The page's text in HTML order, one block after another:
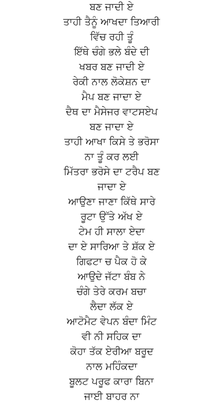
ਬਣ ਜਾਦੀ ਏ
ਤਾਹੀ ਤੈਨੂੰ ਆਖਦਾ ਤਿਆਰੀ
ਵਿੱਚ ਰਹੀ ਤੂੰ
ਇੱਥੇ ਚੰਗੇ ਭਲੇ ਬੰਦੇ ਦੀ
ਖਬਰ ਬਣ ਜਾਦੀ ਏ
ਰੇਕੀ ਨਾਲ ਲੋਕੇਸ਼ਨ ਦਾ
ਮੈਪ ਬਣ ਜਾਦਾ ਏ
ਦੈਥ ਦਾ ਮੈਸੇਜਰ ਵਾਟਸਏਪ
ਬਣ ਜਾਦਾ ਏ
ਤਾਹੀ ਆਖਾ ਕਿਸੇ ਤੇ ਭਰੋਸਾ
ਨਾ ਤੂੰ ਕਰ ਲਈ
ਮਿੱਤਰਾ ਭਰੋਸੇ ਦਾ ਟਰੈਪ ਬਣ
ਜਾਦਾ ਏ
ਆਉਣਾ ਜਾਣਾ ਕਿੱਥੇ ਸਾਰੇ
ਰੂਟਾ ਉੱਤੇ ਅੱਖ ਏ
ਟੇਮ ਹੀ ਸਾਲਾ ਏਦਾ
ਦਾ ਏ ਸਾਰਿਆ ਤੇ ਸ਼ੱਕ ਏ
ਗਿਫਟਾ ਚ ਪੈਕ ਹੋ ਕੇ
ਆਉਦੇ ਜੱਟਾ ਬੰਬ ਨੇ
ਚੰਗੇ ਤੇਰੇ ਕਰਮ ਬਚਾ
ਲੈਦਾ ਲੱਕ ਏ
ਆਟੋਮੈਟ ਵੇਪਨ ਬੰਦਾ ਮਿੰਟ
ਵੀ ਨੀ ਸਹਿਕ ਦਾ
ਕੋਹਾ ਤੱਕ ਏਰੀਆ ਬਰੂਦ
ਨਾਲ ਮਹਿੰਕਦਾ
ਬੂਲਟ ਪਰੂਫ ਕਾਰਾ ਬਿਨਾ
ਜਾਈ ਬਾਹਰ ਨਾ